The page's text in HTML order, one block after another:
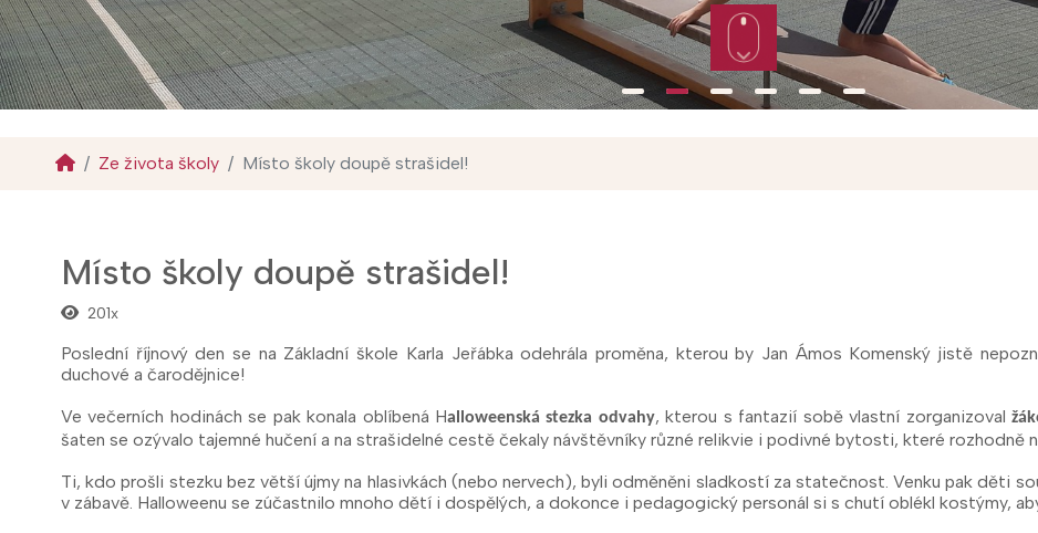
Ze života školy Místo školy doupě strašidel!
Místo školy doupě strašidel!
201x
Poslední říjnový den se na Základní škole Karla Jeřábka odehrála proměna, kterou by Jan Ámos Komenský jistě
duchové a čarodějnice!
Ve večerních hodinách se pak konala oblíbená Halloweenská stezka odvahy, kterou s fantazií sobě vlastní zorganizoval
šaten se ozývalo tajemné hučení a na strašidelné cestě čekaly návštěvníky různé relikvie i podivné bytosti, které rozhodně
Ti, kdo prošli stezku bez větší újmy na hlasivkách (nebo nervech), byli odměněni sladkostí za statečnost. Venku pak děti
v zábavě. Halloweenu se zúčastnilo mnoho dětí i dospělých, a dokonce i pedagogický personál si s chutí oblékl kostýmy,